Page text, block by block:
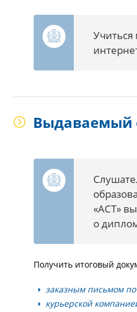
Учиться
Выдаваемый
«АСТ»
о
Получить итоговый
заказным письмом
курьерской